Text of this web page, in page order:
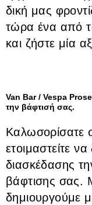
δική μας
τώρα ένα από
και ζήστε μία
Van Bar / Vespa
την βάφτισή σας.
Καλωσορίσατε
ετοιμαστείτε
διασκέδασης
βάφτισης σας.
δημιουργούμε